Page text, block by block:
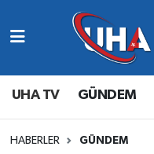
UHA TV GÜNDEM
HABERLER GÜNDEM
Abone Ol
Gündem
Ekonomi
Nöbetçi Eczaneler
Hava Durumu
Namaz Vakitleri